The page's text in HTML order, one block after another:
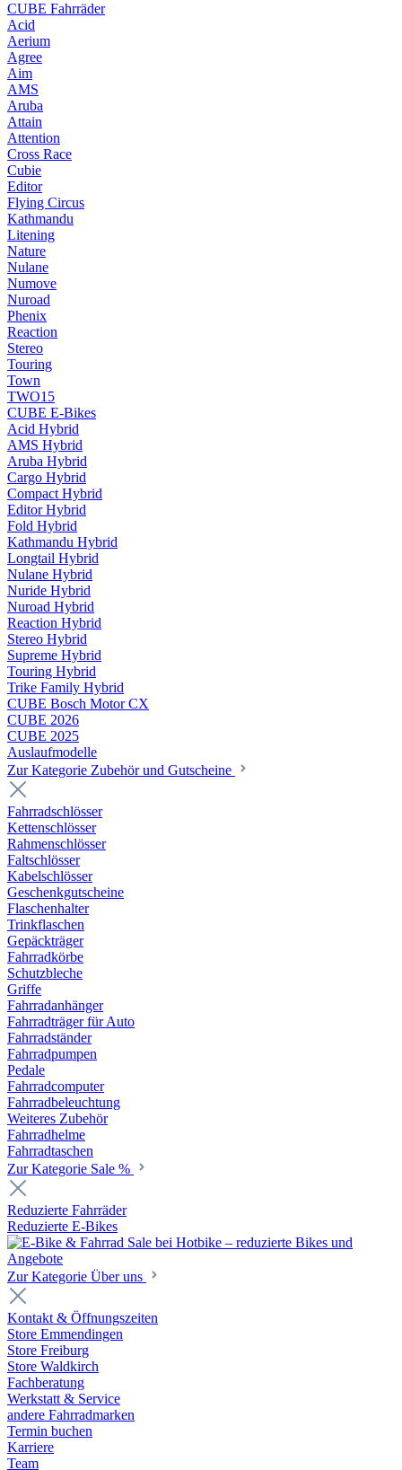
CUBE Fahrräder
Acid
Aerium
Agree
Aim
AMS
Aruba
Attain
Attention
Cross Race
Cubie
Editor
Flying Circus
Kathmandu
Litening
Nature
Nulane
Numove
Nuroad
Phenix
Reaction
Stereo
Touring
Town
TWO15
CUBE E-Bikes
Acid Hybrid
AMS Hybrid
Aruba Hybrid
Cargo Hybrid
Compact Hybrid
Editor Hybrid
Fold Hybrid
Kathmandu Hybrid
Longtail Hybrid
Nulane Hybrid
Nuride Hybrid
Nuroad Hybrid
Reaction Hybrid
Stereo Hybrid
Supreme Hybrid
Touring Hybrid
Trike Family Hybrid
CUBE Bosch Motor CX
CUBE 2026
CUBE 2025
Auslaufmodelle
Zur Kategorie Zubehör und Gutscheine
Fahrradschlösser
Kettenschlösser
Rahmenschlösser
Faltschlösser
Kabelschlösser
Geschenkgutscheine
Flaschenhalter
Trinkflaschen
Gepäckträger
Fahrradkörbe
Schutzbleche
Griffe
Fahrradanhänger
Fahrradträger für Auto
Fahrradständer
Fahrradpumpen
Pedale
Fahrradcomputer
Fahrradbeleuchtung
Weiteres Zubehör
Fahrradhelme
Fahrradtaschen
Zur Kategorie Sale %
Reduzierte Fahrräder
Reduzierte E-Bikes
Zur Kategorie Über uns
Kontakt & Öffnungszeiten
Store Emmendingen
Store Freiburg
Store Waldkirch
Fachberatung
Werkstatt & Service
andere Fahrradmarken
Termin buchen
Karriere
Team